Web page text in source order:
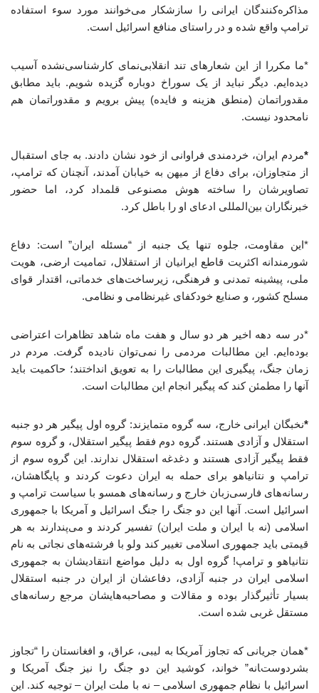
مذاکره‌کنندگان ایرانی را سازشکار می‌خوانند مورد سوء استفاده
ترامپ واقع شده و در راستای منافع اسرائیل است.
*ما مکررا از این شعارهای تند انقلابی‌نمای کارشناسی‌نشده آسیب
دیده‌ایم. دیگر نباید از یک سوراخ دوباره گزیده شویم. باید مطابق
مقدوراتمان (منطق هزینه و فایده) پیش برویم و مقدوراتمان هم
نامحدود نیست.
*مردم ایران، خردمندی فراوانی از خود نشان دادند. به جای استقبال
از متجاوزان، برای دفاع از میهن به خیابان آمدند، آنچنان که ترامپ،
تصاویرشان را ساخته هوش مصنوعی قلمداد کرد، اما حضور
خبرنگاران بین‌المللی ادعای او را باطل کرد.
*این مقاومت، جلوه تنها یک جنبه از “مسئله ایران” است: دفاع
شورمندانه اکثریت قاطع ایرانیان از استقلال، تمامیت ارضی، هویت
ملی، پیشینه تمدنی و فرهنگی، زیرساخت‌های خدماتی، اقتدار قوای
مسلح کشور، و صنایع خودکفای غیرنظامی و نظامی.
*در سه دهه اخیر هر دو سال و هفت ماه شاهد تظاهرات اعتراضی
بوده‌ایم. این مطالبات مردمی را نمی‌توان نادیده گرفت. مردم در
زمان جنگ، پیگیری این مطالبات را به تعویق انداختند؛ حاکمیت باید
آنها را مطمئن کند که پیگیر انجام این مطالبات است.
*نخبگان ایرانی خارج، سه گروه متمایزند: گروه اول پیگیر هر دو جنبه
استقلال و آزادی هستند. گروه دوم فقط پیگیر استقلال، و گروه سوم
فقط پیگیر آزادی هستند و دغدغه استقلال ندارند. این گروه سوم از
ترامپ و نتانیاهو برای حمله به ایران دعوت کردند و پایگاهشان،
رسانه‌های فارسی‌زبان خارج و رسانه‌های همسو با سیاست ترامپ و
اسرائیل است. آنها این دو جنگ را جنگ اسرائیل و آمریکا با جمهوری
اسلامی (نه با ایران و ملت ایران) تفسیر کردند و می‌پندارند به هر
قیمتی باید جمهوری اسلامی تغییر کند ولو با فرشته‌های نجاتی به نام
نتانیاهو و ترامپ! گروه اول به دلیل مواضع انتقادیشان به جمهوری
اسلامی ایران در جنبه آزادی، دفاعشان از ایران در جنبه استقلال
بسیار تأثیرگذار بوده و مقالات و مصاحبه‌هایشان مرجع رسانه‌های
مستقل غربی شده است.
*همان جریانی که تجاوز آمریکا به لیبی، عراق، و افغانستان را “تجاوز
بشردوستانه” خواند، کوشید این دو جنگ را نیز جنگ آمریکا و
اسرائیل با نظام جمهوری اسلامی – نه با ملت ایران – توجیه کند. این